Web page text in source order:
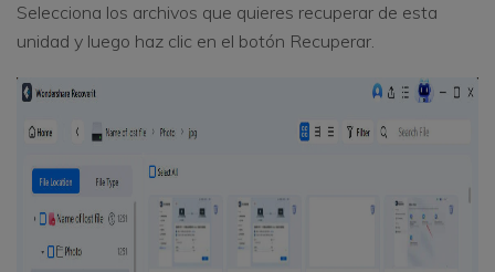
Selecciona los archivos que quieres recuperar de esta
unidad y luego haz clic en el botón Recuperar.